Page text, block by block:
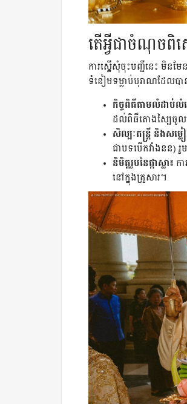
តើអ្វីជាចំណុចពិ
ការស្នើសុំចុះបញ្ជីនេះ មិនមែ
ទំនៀមទម្លាប់បុរាណដែលបា
កិច្ចពិធីតាមលំដាប់
ដល់ពិធីតោងស្បៃចូលប
សិល្បៈតន្ត្រី និងសម្ល
ជាបទបើកវាំងនន)
និមិត្តរូបនៃផ្កាស្លា៖ ក
នៅក្នុងគ្រួសារ។